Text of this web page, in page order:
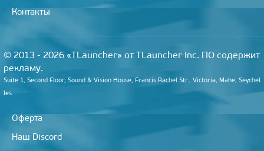
Контакты
© 2013 - 2026 «TLauncher» от TLauncher Inc. ПО содержит
рекламу.
Suite 1, Second Floor, Sound & Vision House, Francis Rachel Str., Victoria, Mahe, Seychel
les
Оферта
Наш Discord